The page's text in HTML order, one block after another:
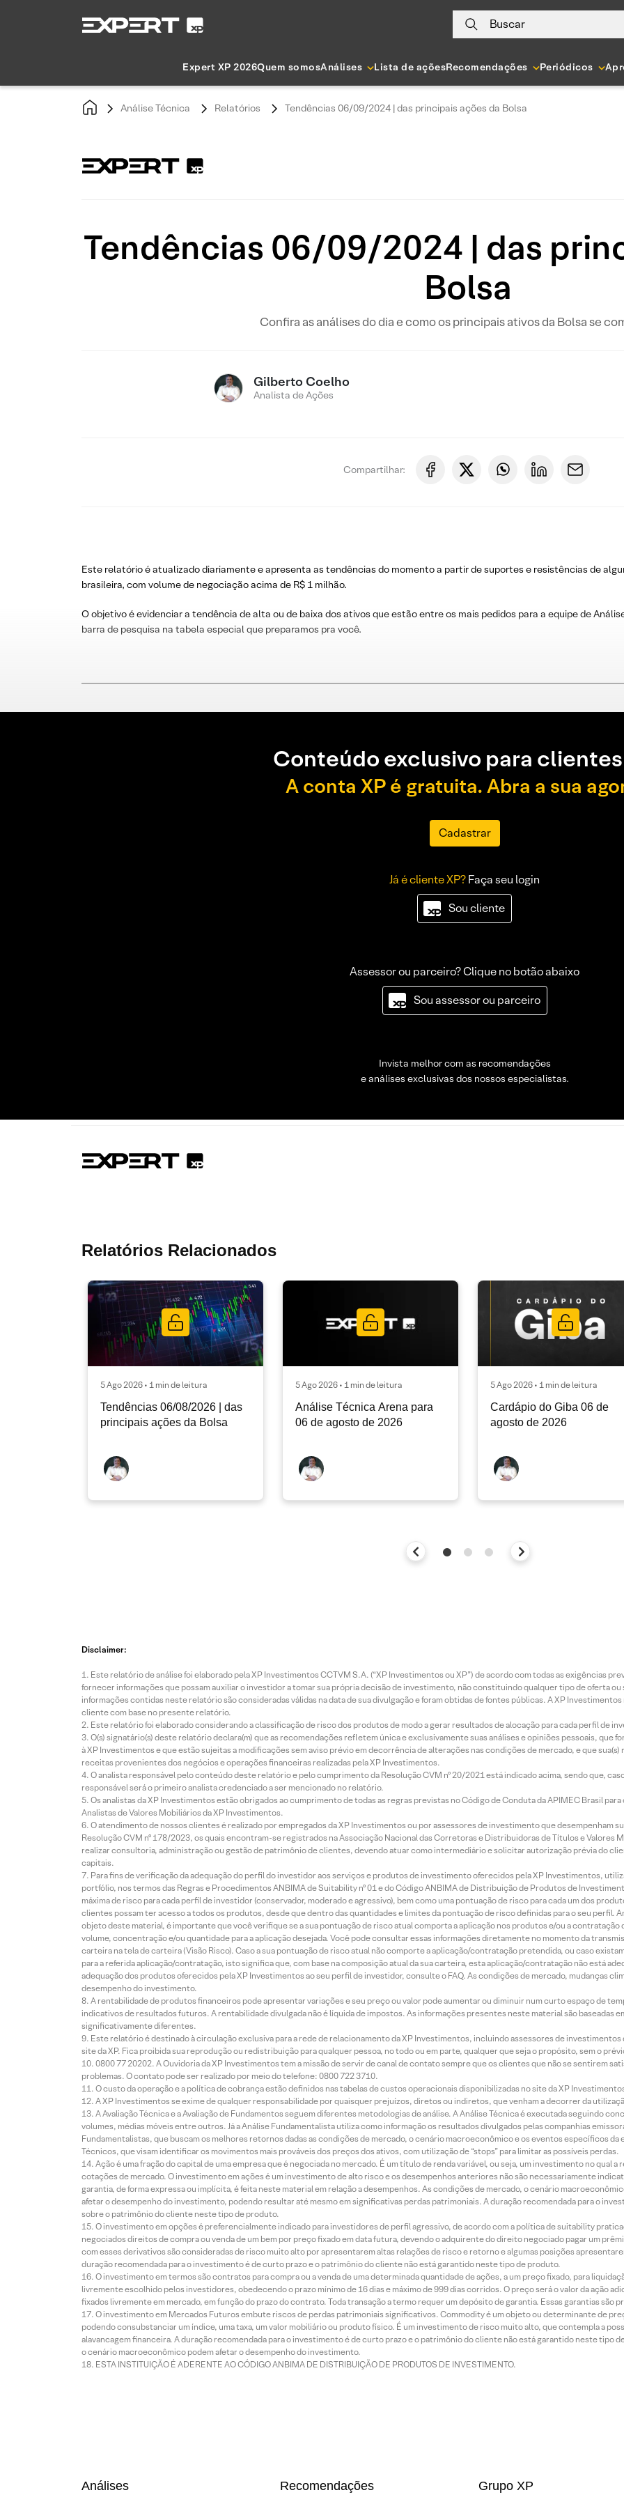
Buscar
Expert XP 2026Quem somosAnálises Lista de açõesRecomendações Periódicos
Análise Técnica Relatórios Tendências 06/09/2024 | das principais ações da Bolsa
Tendências 06/09/2024 | das
Bolsa
Confira as análises do dia e como os principais ativos da Bolsa se
Gilberto Coelho
Analista de Ações
Compartilhar:
Este relatório é atualizado diariamente e apresenta as tendências do momento a partir de suportes e resistências de
brasileira, com volume de negociação acima de R$ 1 milhão.
O objetivo é evidenciar a tendência de alta ou de baixa dos ativos que estão entre os mais pedidos para a equipe de
barra de pesquisa na tabela especial que preparamos pra você.
Conteúdo exclusivo para
A conta XP é gratuita. Abra a sua
Cadastrar
Já é cliente XP?Faça seu login
Sou cliente
Assessor ou parceiro? Clique no botão abaixo
Sou assessor ou parceiro
Invista melhor com as recomendações
e análises exclusivas dos nossos especialistas.
Relatórios Relacionados
5 Ago 2026 • 1 min de leitura
Tendências 06/08/2026 | das
principais ações da Bolsa
5 Ago 2026 • 1 min de leitura
Análise Técnica Arena para
06 de agosto de 2026
5 Ago 2026 • 1 min de leitura
Cardápio do Giba 06 de
agosto de 2026
Disclaimer:
Este relatório de análise foi elaborado pela XP Investimentos CCTVM S.A. (“XP Investimentos ou XP”) de acordo com todas as exigências
fornecer informações que possam auxiliar o investidor a tomar sua própria decisão de investimento, não constituindo qualquer tipo de oferta
informações contidas neste relatório são consideradas válidas na data de sua divulgação e foram obtidas de fontes públicas. A XP
cliente com base no presente relatório.
Este relatório foi elaborado considerando a classificação de risco dos produtos de modo a gerar resultados de alocação para cada perfil de
O(s) signatário(s) deste relatório declara(m) que as recomendações refletem única e exclusivamente suas análises e opiniões pessoais, que
à XP Investimentos e que estão sujeitas a modificações sem aviso prévio em decorrência de alterações nas condições de mercado, e que
receitas provenientes dos negócios e operações financeiras realizadas pela XP Investimentos.
O analista responsável pelo conteúdo deste relatório e pelo cumprimento da Resolução CVM nº 20/2021 está indicado acima, sendo que,
responsável será o primeiro analista credenciado a ser mencionado no relatório.
Os analistas da XP Investimentos estão obrigados ao cumprimento de todas as regras previstas no Código de Conduta da APIMEC Brasil
Analistas de Valores Mobiliários da XP Investimentos.
O atendimento de nossos clientes é realizado por empregados da XP Investimentos ou por assessores de investimento que desempenham
Resolução CVM nº 178/2023, os quais encontram-se registrados na Associação Nacional das Corretoras e Distribuidoras de Títulos e Valores
realizar consultoria, administração ou gestão de patrimônio de clientes, devendo atuar como intermediário e solicitar autorização prévia do
capitais.
Para fins de verificação da adequação do perfil do investidor aos serviços e produtos de investimento oferecidos pela XP Investimentos,
portfólio, nos termos das Regras e Procedimentos ANBIMA de Suitability nº 01 e do Código ANBIMA de Distribuição de Produtos de
máxima de risco para cada perfil de investidor (conservador, moderado e agressivo), bem como uma pontuação de risco para cada um dos
clientes possam ter acesso a todos os produtos, desde que dentro das quantidades e limites da pontuação de risco definidas para o seu perfil.
objeto deste material, é importante que você verifique se a sua pontuação de risco atual comporta a aplicação nos produtos e/ou a contratação
volume, concentração e/ou quantidade para a aplicação desejada. Você pode consultar essas informações diretamente no momento da
carteira na tela de carteira (Visão Risco). Caso a sua pontuação de risco atual não comporte a aplicação/contratação pretendida, ou caso
para a referida aplicação/contratação, isto significa que, com base na composição atual da sua carteira, esta aplicação/contratação não está
adequação dos produtos oferecidos pela XP Investimentos ao seu perfil de investidor, consulte o FAQ. As condições de mercado, mudanças
desempenho do investimento.
A rentabilidade de produtos financeiros pode apresentar variações e seu preço ou valor pode aumentar ou diminuir num curto espaço de
indicativos de resultados futuros. A rentabilidade divulgada não é líquida de impostos. As informações presentes neste material são baseadas
significativamente diferentes.
Este relatório é destinado à circulação exclusiva para a rede de relacionamento da XP Investimentos, incluindo assessores de investimentos
site da XP. Fica proibida sua reprodução ou redistribuição para qualquer pessoa, no todo ou em parte, qualquer que seja o propósito, sem o
0800 77 20202. A Ouvidoria da XP Investimentos tem a missão de servir de canal de contato sempre que os clientes que não se sentirem
problemas. O contato pode ser realizado por meio do telefone: 0800 722 3710.
O custo da operação e a política de cobrança estão definidos nas tabelas de custos operacionais disponibilizadas no site da XP
A XP Investimentos se exime de qualquer responsabilidade por quaisquer prejuízos, diretos ou indiretos, que venham a decorrer da
A Avaliação Técnica e a Avaliação de Fundamentos seguem diferentes metodologias de análise. A Análise Técnica é executada seguindo
volumes, médias móveis entre outros. Já a Análise Fundamentalista utiliza como informação os resultados divulgados pelas companhias
Fundamentalistas, que buscam os melhores retornos dadas as condições de mercado, o cenário macroeconômico e os eventos específicos
Técnicos, que visam identificar os movimentos mais prováveis dos preços dos ativos, com utilização de “stops” para limitar as possíveis perdas.
Ação é uma fração do capital de uma empresa que é negociada no mercado. É um título de renda variável, ou seja, um investimento no qual
cotações de mercado. O investimento em ações é um investimento de alto risco e os desempenhos anteriores não são necessariamente
garantia, de forma expressa ou implícita, é feita neste material em relação a desempenhos. As condições de mercado, o cenário
afetar o desempenho do investimento, podendo resultar até mesmo em significativas perdas patrimoniais. A duração recomendada para o
sobre o patrimônio do cliente neste tipo de produto.
O investimento em opções é preferencialmente indicado para investidores de perfil agressivo, de acordo com a política de suitability
negociados direitos de compra ou venda de um bem por preço fixado em data futura, devendo o adquirente do direito negociado pagar um
com esses derivativos são consideradas de risco muito alto por apresentarem altas relações de risco e retorno e algumas posições
duração recomendada para o investimento é de curto prazo e o patrimônio do cliente não está garantido neste tipo de produto.
O investimento em termos são contratos para compra ou a venda de uma determinada quantidade de ações, a um preço fixado, para
livremente escolhido pelos investidores, obedecendo o prazo mínimo de 16 dias e máximo de 999 dias corridos. O preço será o valor da ação
fixados livremente em mercado, em função do prazo do contrato. Toda transação a termo requer um depósito de garantia. Essas garantias são
O investimento em Mercados Futuros embute riscos de perdas patrimoniais significativos. Commodity é um objeto ou determinante de
podendo consubstanciar um índice, uma taxa, um valor mobiliário ou produto físico. É um investimento de risco muito alto, que contempla a
alavancagem financeira. A duração recomendada para o investimento é de curto prazo e o patrimônio do cliente não está garantido neste tipo
o cenário macroeconômico podem afetar o desempenho do investimento.
ESTA INSTITUIÇÃO É ADERENTE AO CÓDIGO ANBIMA DE DISTRIBUIÇÃO DE PRODUTOS DE INVESTIMENTO.
Análises Recomendações Grupo XP